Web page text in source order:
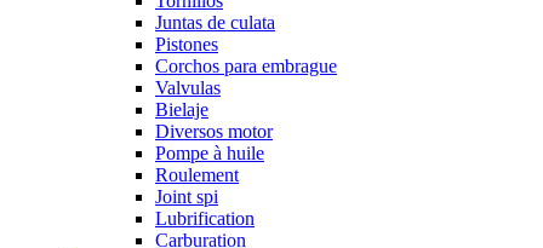
Juntas de culata
Pistones
Corchos para embrague
Valvulas
Bielaje
Diversos motor
Pompe à huile
Roulement
Joint spi
Lubrification
Carburation